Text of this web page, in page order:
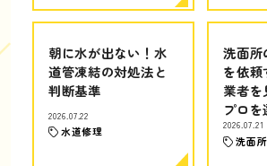
朝に水が出ない！水
道管凍結の対処法と
判断基準
2026.07.22
水道修理
洗面所
を依頼
業者を
プロ
2026.07.21
洗面所